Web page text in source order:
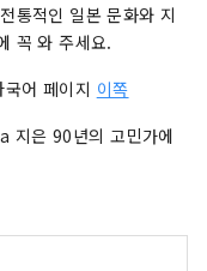
통적인 일본 문화와 지
꼭 와 주세요.
어 페이지 이쪽
지은 90년의 고민가에